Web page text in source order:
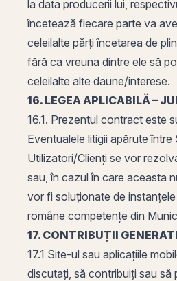
la data producerii lui,
încetează fiecare parte va
celeilalte părți încetarea de
fără ca vreuna dintre ele să
celeilalte alte daune/interese.
16. LEGEA APLICABILĂ –
16.1. Prezentul contract este
Eventualele litigii apărute între
Utilizatori/Clienți se vor
sau, în cazul în care aceasta
vor fi soluționate de
române competențe din
17. CONTRIBUȚII
17.1 Site-ul sau aplicațiile
discutați, să contribuiți sau să